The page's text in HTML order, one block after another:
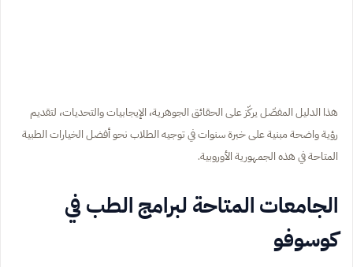
هذا الدليل المفصّل يركّز على الحقائق الجوهرية، الإيجابيات والتحديات، لتقديم
رؤية واضحة مبنية على خبرة سنوات في توجيه الطلاب نحو أفضل الخيارات الطبية
المتاحة في هذه الجمهورية الأوروبية.
الجامعات المتاحة لبرامج الطب في
كوسوفو